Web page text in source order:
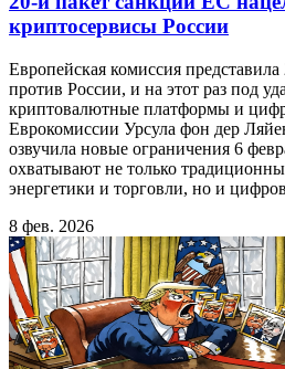
криптосервисы России
Европейская комиссия
против России, и на этот раз под
криптовалютные платформы и
Еврокомиссии Урсула фон дер
озвучила новые ограничения 6
охватывают не только
энергетики и торговли, но и
8 фев. 2026